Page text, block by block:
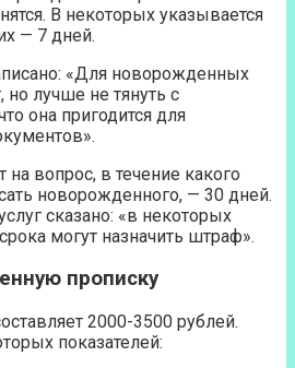
В некоторых указывается
— 7 дней.
«Для новорожденных
но лучше не тянуть с
она пригодится для
на вопрос, в течение какого
новорожденного, — 30 дней.
сказано: «в некоторых
могут назначить штраф».
прописку
2000-3500 рублей.
показателей: